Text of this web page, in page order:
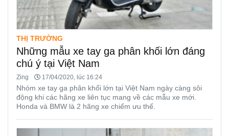
THỊ TRƯỜNG
Những mẫu xe tay ga phân khối lớn đáng
chú ý tại Việt Nam
Zing 17/04/2020, lúc 16:24
Nhóm xe tay ga phân khối lớn tại Việt Nam ngày càng sôi
động khi các hãng xe liên tục mang về các mẫu xe mới.
Honda và BMW là 2 hãng xe chiếm ưu thế.